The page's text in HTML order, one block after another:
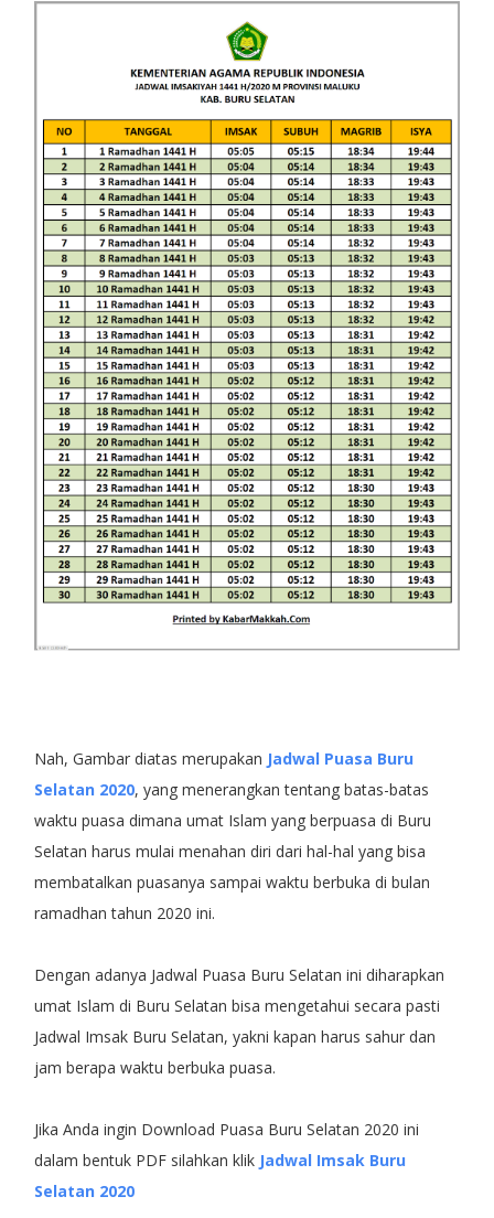
Nah, Gambar diatas merupakan Jadwal Puasa Buru
Selatan 2020, yang menerangkan tentang batas-batas
waktu puasa dimana umat Islam yang berpuasa di Buru
Selatan harus mulai menahan diri dari hal-hal yang bisa
membatalkan puasanya sampai waktu berbuka di bulan
ramadhan tahun 2020 ini.
Dengan adanya Jadwal Puasa Buru Selatan ini diharapkan
umat Islam di Buru Selatan bisa mengetahui secara pasti
Jadwal Imsak Buru Selatan, yakni kapan harus sahur dan
jam berapa waktu berbuka puasa.
Jika Anda ingin Download Puasa Buru Selatan 2020 ini
dalam bentuk PDF silahkan klik Jadwal Imsak Buru
Selatan 2020